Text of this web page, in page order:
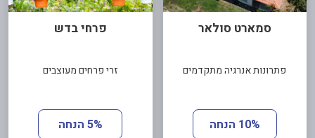
סמארט סולאר
פתרונות אנרגיה מתקדמים
10% הנחה
פרחי בדש
זרי פרחים מעוצבים
5% הנחה